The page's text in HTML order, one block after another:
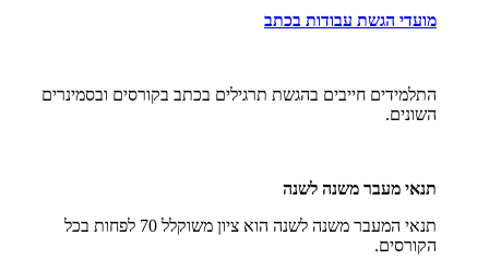
מועדי הגשת עבודות בכתב
התלמידים חייבים בהגשת תרגילים בכתב בקורסים ובסמינרים
השונים.
תנאי מעבר משנה לשנה
תנאי המעבר משנה לשנה הוא ציון משוקלל 70 לפחות בכל
הקורסים.